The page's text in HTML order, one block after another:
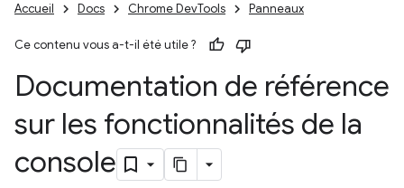
Accueil Docs Chrome DevTools Panneaux
Ce contenu vous a-t-il été utile ?
Documentation de référence
sur les fonctionnalités de la
console